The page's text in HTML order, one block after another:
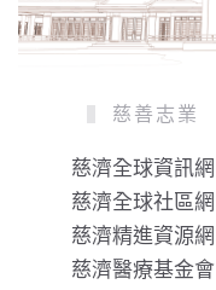
慈善志業
慈濟全球資訊網
慈濟全球社區網
慈濟精進資源網
慈濟醫療基金會